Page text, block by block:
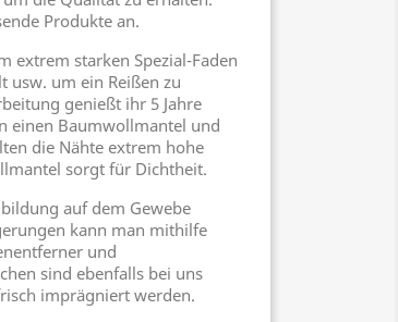
Produkte an.
extrem starken Spezial-Faden
usw. um ein Reißen zu
genießt ihr 5 Jahre
einen Baumwollmantel und
die Nähte extrem hohe
sorgt für Dichtheit.
auf dem Gewebe
kann man mithilfe
und
sind ebenfalls bei uns
imprägniert werden.